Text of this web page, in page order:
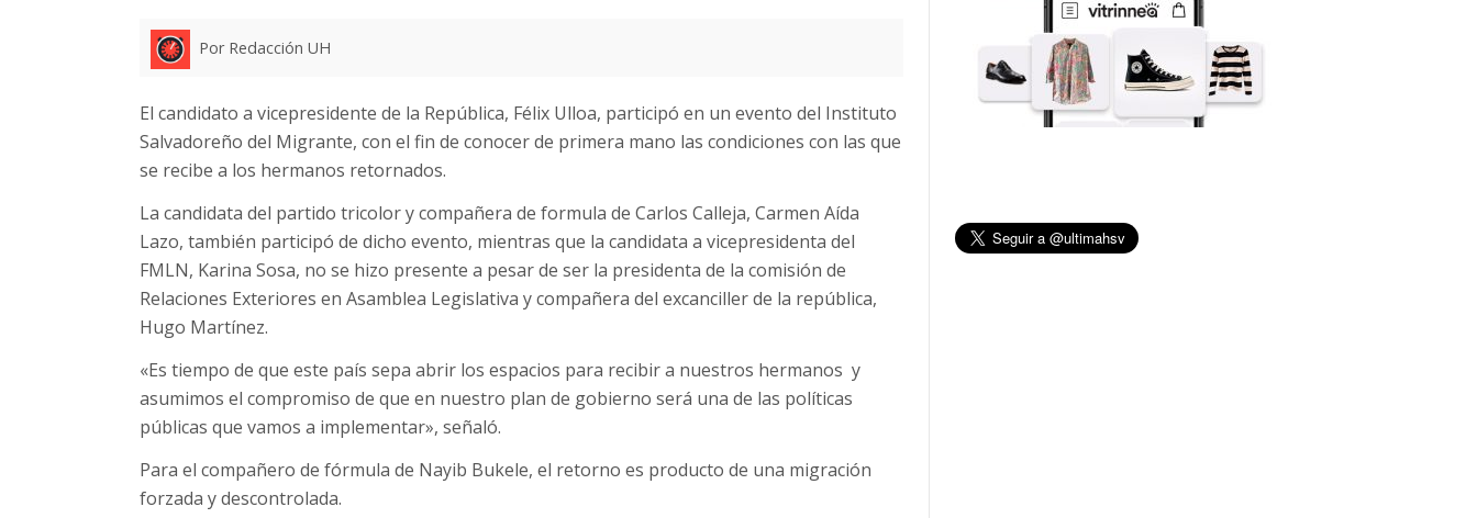
Por Redacción UH
El candidato a vicepresidente de la República, Félix Ulloa, participó en un evento del Instituto
Salvadoreño del Migrante, con el fin de conocer de primera mano las condiciones con las que
se recibe a los hermanos retornados.
La candidata del partido tricolor y compañera de formula de Carlos Calleja, Carmen Aída
Lazo, también participó de dicho evento, mientras que la candidata a vicepresidenta del
FMLN, Karina Sosa, no se hizo presente a pesar de ser la presidenta de la comisión de
Relaciones Exteriores en Asamblea Legislativa y compañera del excanciller de la república,
Hugo Martínez.
«Es tiempo de que este país sepa abrir los espacios para recibir a nuestros hermanos y
asumimos el compromiso de que en nuestro plan de gobierno será una de las políticas
públicas que vamos a implementar», señaló.
Para el compañero de fórmula de Nayib Bukele, el retorno es producto de una migración
forzada y descontrolada.